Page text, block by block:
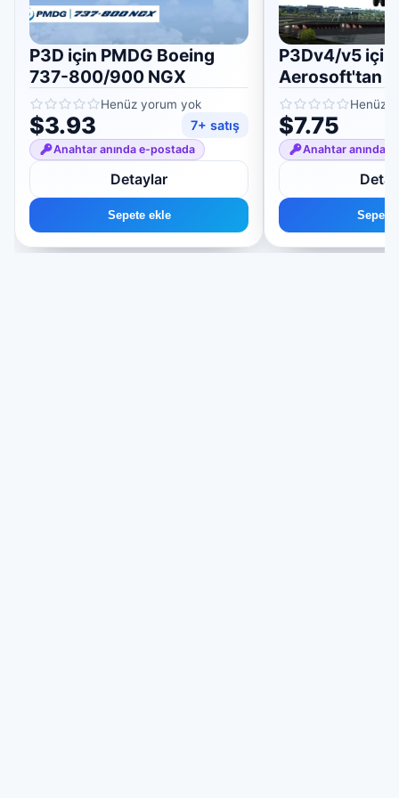
P3D için PMDG Boeing
737-800/900 NGX
Henüz yorum yok
$3.93 7+ satış
Anahtar anında e-postada
Detaylar
Sepete ekle
P3Dv4/v5 için
Aerosoft'tan
A320/A321
Henüz
$7.75
Anahtar anında
Sepete